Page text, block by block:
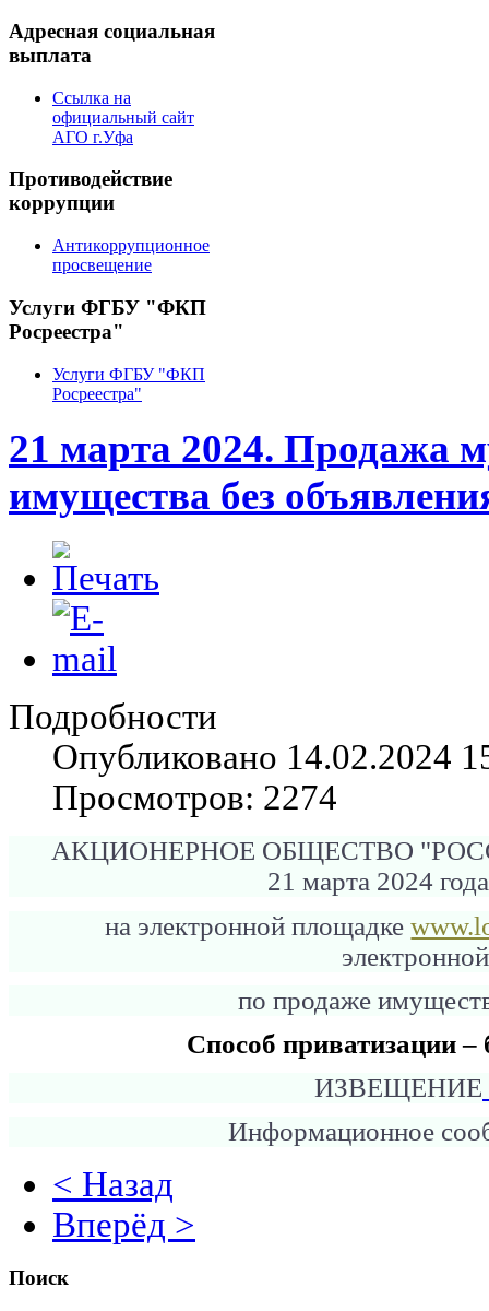
Адресная социальная
выплата
Ссылка на
официальный сайт
АГО г.Уфа
Противодействие
коррупции
Антикоррупционное
просвещение
Услуги ФГБУ "ФКП
Росреестра"
Услуги ФГБУ "ФКП
Росреестра"
21 марта 2024. Продажа
имущества без
Подробности
Опубликовано 14.02.2024
Просмотров: 2274
АКЦИОНЕРНОЕ ОБЩЕСТВО
21 марта 2024
на электронной площадке
по продаже
Способ приватизации
ИЗВЕЩЕНИЕ
Информационное
< Назад
Вперёд >
Поиск